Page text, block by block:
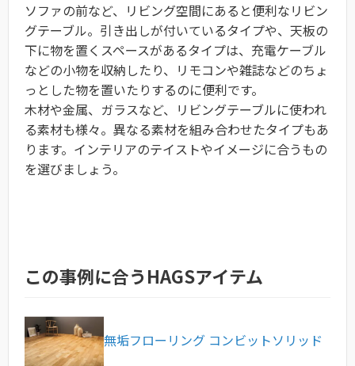
ソファの前など、リビング空間にあると便利なリビン
グテーブル。引き出しが付いているタイプや、天板の
下に物を置くスペースがあるタイプは、充電ケーブル
などの小物を収納したり、リモコンや雑誌などのちょ
っとした物を置いたりするのに便利です。
木材や金属、ガラスなど、リビングテーブルに使われ
る素材も様々。異なる素材を組み合わせたタイプもあ
ります。インテリアのテイストやイメージに合うもの
を選びましょう。
この事例に合うHAGSアイテム
無垢フローリング コンビットソリッド